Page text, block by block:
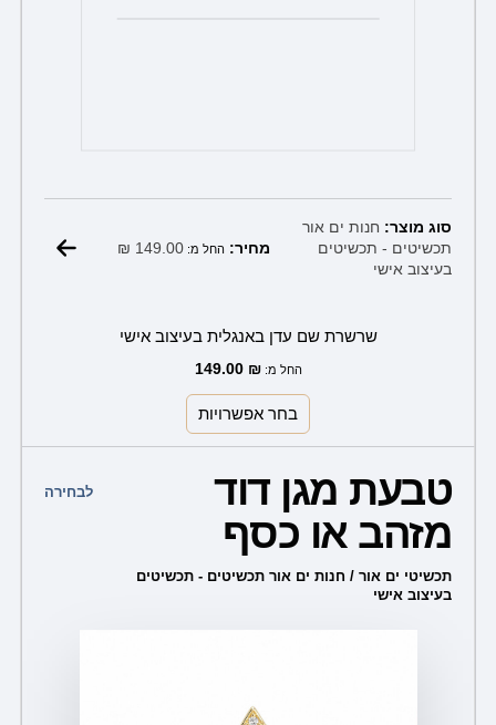
סוג מוצר: חנות ים אור
תכשיטים - תכשיטים
בעיצוב אישי
מחיר: החל מ: 149.00
₪
שרשרת שם עדן באנגלית בעיצוב אישי
החל מ: 149.00 ₪
בחר אפשרויות
טבעת מגן דוד
מזהב או כסף
תכשיטי ים אור / חנות ים אור תכשיטים - תכשיטים
בעיצוב אישי
לבחירה
סוגים.